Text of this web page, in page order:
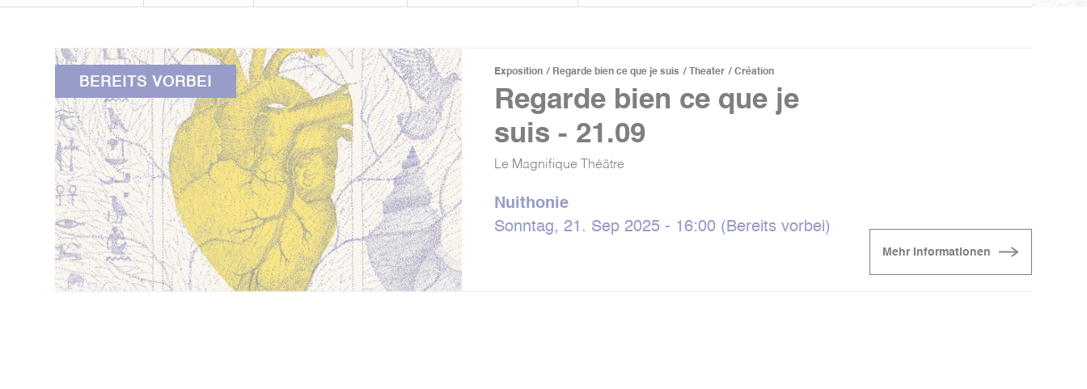
BEREITS VORBEI
Exposition Regarde bien ce que je suis Theater Création
Regarde bien ce que je
suis - 21.09
Le Magnifique Théâtre
Nuithonie
Sonntag, 21. Sep 2025 - 16:00 (Bereits vorbei)
Mehr Informationen